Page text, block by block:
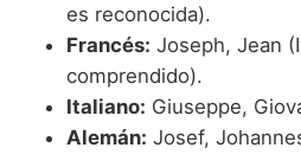
es reconocida).
Francés: Joseph, Jean
comprendido).
Italiano: Giuseppe,
Alemán: Josef,